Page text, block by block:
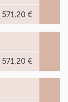
571,20 €
571,20 €